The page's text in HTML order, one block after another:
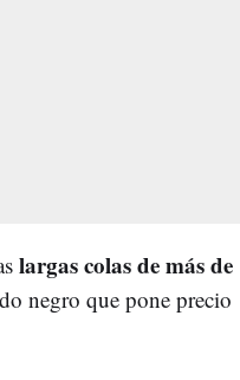
largas colas de más de
negro que pone precio